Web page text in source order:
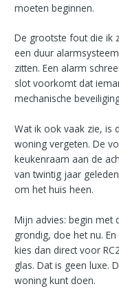
moeten beginnen.
De grootste fout die ik
een duur
zitten. Een alarm
slot voorkomt dat
mechanische
Wat ik ook vaak zie, is
woning vergeten. De
keukenraam aan de
van twintig jaar
om het huis heen.
Mijn advies: begin met
grondig, doe het nu.
kies dan direct voor
glas. Dat is geen luxe.
woning kunt doen.